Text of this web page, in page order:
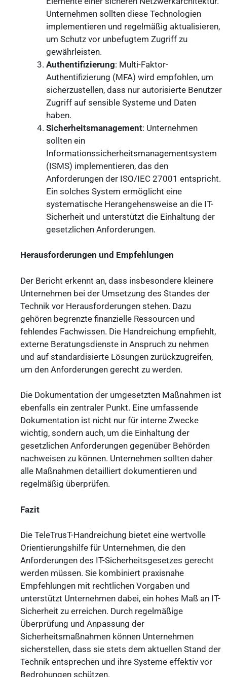
Unternehmen sollten diese Technologien
implementieren und regelmäßig aktualisieren,
um Schutz vor unbefugtem Zugriff zu
gewährleisten.
Authentifizierung: Multi-Faktor-
Authentifizierung (MFA) wird empfohlen, um
sicherzustellen, dass nur autorisierte Benutzer
Zugriff auf sensible Systeme und Daten
haben.
Sicherheitsmanagement: Unternehmen
sollten ein
Informationssicherheitsmanagementsystem
(ISMS) implementieren, das den
Anforderungen der ISO/IEC 27001 entspricht.
Ein solches System ermöglicht eine
systematische Herangehensweise an die IT-
Sicherheit und unterstützt die Einhaltung der
gesetzlichen Anforderungen.
Herausforderungen und Empfehlungen
Der Bericht erkennt an, dass insbesondere kleinere
Unternehmen bei der Umsetzung des Standes der
Technik vor Herausforderungen stehen. Dazu
gehören begrenzte finanzielle Ressourcen und
fehlendes Fachwissen. Die Handreichung empfiehlt,
externe Beratungsdienste in Anspruch zu nehmen
und auf standardisierte Lösungen zurückzugreifen,
um den Anforderungen gerecht zu werden.
Die Dokumentation der umgesetzten Maßnahmen ist
ebenfalls ein zentraler Punkt. Eine umfassende
Dokumentation ist nicht nur für interne Zwecke
wichtig, sondern auch, um die Einhaltung der
gesetzlichen Anforderungen gegenüber Behörden
nachweisen zu können. Unternehmen sollten daher
alle Maßnahmen detailliert dokumentieren und
regelmäßig überprüfen.
Fazit
Die TeleTrusT-Handreichung bietet eine wertvolle
Orientierungshilfe für Unternehmen, die den
Anforderungen des IT-Sicherheitsgesetzes gerecht
werden müssen. Sie kombiniert praxisnahe
Empfehlungen mit rechtlichen Vorgaben und
unterstützt Unternehmen dabei, ein hohes Maß an IT-
Sicherheit zu erreichen. Durch regelmäßige
Überprüfung und Anpassung der
Sicherheitsmaßnahmen können Unternehmen
sicherstellen, dass sie stets dem aktuellen Stand der
Technik entsprechen und ihre Systeme effektiv vor
Bedrohungen schützen.